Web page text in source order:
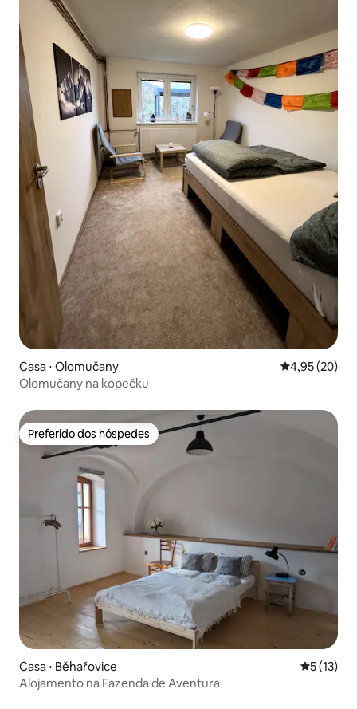
Casa ⋅ Olomučany 4,95 de uma
4,95 (20)
Olomučany na kopečku
Preferido dos hóspedes
Preferido dos hóspedes
Casa ⋅ Běhařovice 5 de uma
5 (13)
Alojamento na Fazenda de Aventura